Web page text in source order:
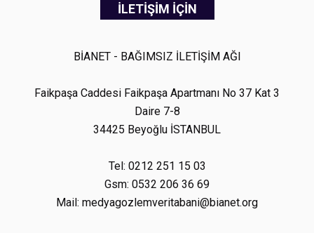
İLETİŞİM İÇİN
BİANET - BAĞIMSIZ İLETİŞİM AĞI
Faikpaşa Caddesi Faikpaşa Apartmanı No 37 Kat 3
Daire 7-8
34425 Beyoğlu İSTANBUL
Tel: 0212 251 15 03
Gsm: 0532 206 36 69
Mail: medyagozlemveritabani@bianet.org